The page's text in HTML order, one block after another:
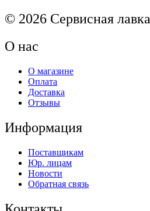
© 2026 Сервисная лавка
О нас
О магазине
Оплата
Доставка
Отзывы
Информация
Поставщикам
Юр. лицам
Новости
Обратная связь